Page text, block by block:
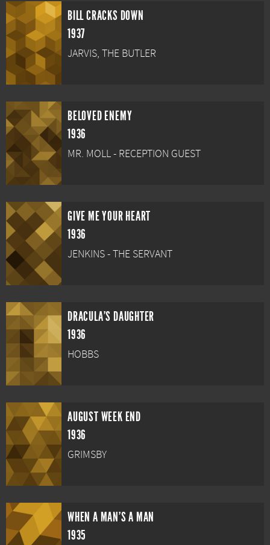
BILL CRACKS DOWN
1937
JARVIS, THE BUTLER
BELOVED ENEMY
1936
MR. MOLL - RECEPTION GUEST
GIVE ME YOUR HEART
1936
JENKINS - THE SERVANT
DRACULA'S DAUGHTER
1936
HOBBS
AUGUST WEEK END
1936
GRIMSBY
WHEN A MAN'S A MAN
1935